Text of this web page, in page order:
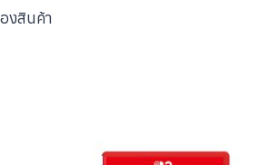
งสินค้า